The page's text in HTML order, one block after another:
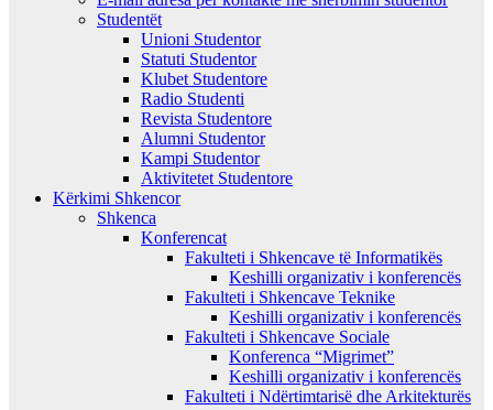
Studentët
Unioni Studentor
Statuti Studentor
Klubet Studentore
Radio Studenti
Revista Studentore
Alumni Studentor
Kampi Studentor
Aktivitetet Studentore
Kërkimi Shkencor
Shkenca
Konferencat
Fakulteti i Shkencave të Informatikës
Keshilli organizativ i konferencës
Fakulteti i Shkencave Teknike
Keshilli organizativ i konferencës
Fakulteti i Shkencave Sociale
Konferenca “Migrimet”
Keshilli organizativ i konferencës
Fakulteti i Ndërtimtarisë dhe Arkitekturës